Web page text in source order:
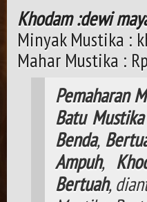
Khodam :dewi
Minyak Mustika :
Mahar Mustika :
Pemaharan
Batu Mustika
Benda,
Ampuh,
Bertuah,